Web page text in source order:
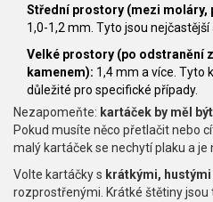
Střední prostory (mezi
1,0-1,2 mm. Tyto jsou nejčastější
Velké prostory (po odstranění
kamenem): 1,4 mm a více. Tyto
důležité pro specifické případy.
Nezapomeňte: kartáček by měl
Pokud musíte něco přetlačit nebo
malý kartáček se nechytí plaku a je
Volte kartáčky s krátkými,
rozprostřenými. Krátké štětiny jsou